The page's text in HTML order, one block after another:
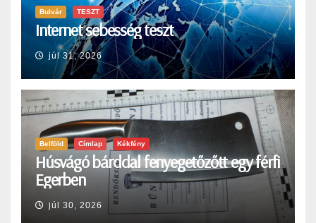
Bulvár TESZT
Internet sebesség teszt
júl 31, 2026
Belföld Címlap Kékfény
Húsvágó bárddal fenyegetőzőtt egy férfi
Egerben
júl 30, 2026